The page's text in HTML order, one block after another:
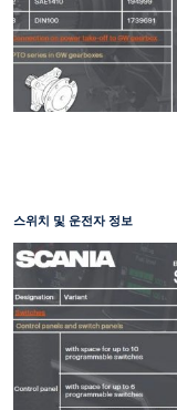
스위치 및 운전자 정보